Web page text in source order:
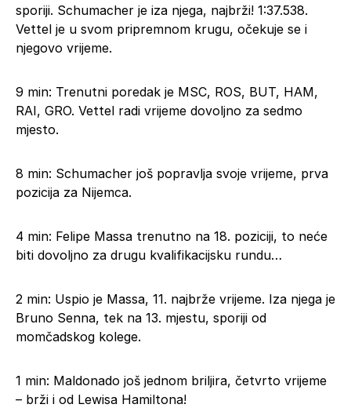
sporiji. Schumacher je iza njega, najbrži! 1:37.538.
Vettel je u svom pripremnom krugu, očekuje se i
njegovo vrijeme.
9 min: Trenutni poredak je MSC, ROS, BUT, HAM,
RAI, GRO. Vettel radi vrijeme dovoljno za sedmo
mjesto.
8 min: Schumacher još popravlja svoje vrijeme, prva
pozicija za Nijemca.
4 min: Felipe Massa trenutno na 18. poziciji, to neće
biti dovoljno za drugu kvalifikacijsku rundu…
2 min: Uspio je Massa, 11. najbrže vrijeme. Iza njega je
Bruno Senna, tek na 13. mjestu, sporiji od
momčadskog kolege.
1 min: Maldonado još jednom briljira, četvrto vrijeme
– brži i od Lewisa Hamiltona!